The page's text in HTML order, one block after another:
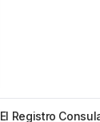
El Registro